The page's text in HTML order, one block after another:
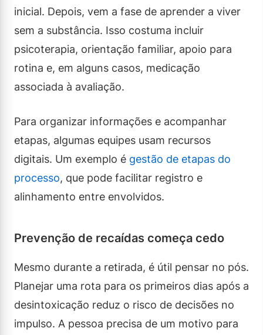
inicial. Depois, vem a fase de aprender a viver
sem a substância. Isso costuma incluir
psicoterapia, orientação familiar, apoio para
rotina e, em alguns casos, medicação
associada à avaliação.
Para organizar informações e acompanhar
etapas, algumas equipes usam recursos
digitais. Um exemplo é gestão de etapas do
processo, que pode facilitar registro e
alinhamento entre envolvidos.
Prevenção de recaídas começa cedo
Mesmo durante a retirada, é útil pensar no pós.
Planejar uma rota para os primeiros dias após a
desintoxicação reduz o risco de decisões no
impulso. A pessoa precisa de um motivo para